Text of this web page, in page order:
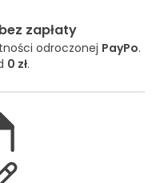
zapłaty
odroczonej PayPo.
0 zł.